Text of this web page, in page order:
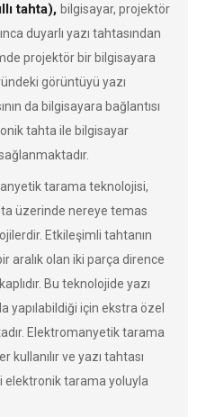
tahta), bilgisayar, projektör
duyarlı yazı tahtasından
projektör bir bilgisayara
görüntüyü yazı
da bilgisayara bağlantısı
tahta ile bilgisayar
tarama teknolojisi,
üzerinde nereye temas
Etkileşimli tahtanın
aralık olan iki parça dirence
Bu teknolojide yazı
yapılabildiği için ekstra özel
Elektromanyetik tarama
ve yazı tahtası
elektronik tarama yoluyla